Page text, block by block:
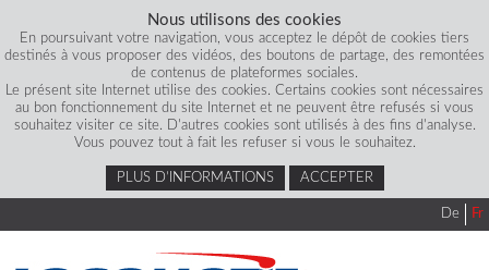
Nous utilisons des cookies
En poursuivant votre navigation, vous acceptez le dépôt de cookies tiers
destinés à vous proposer des vidéos, des boutons de partage, des remontées
de contenus de plateformes sociales.
Le présent site Internet utilise des cookies. Certains cookies sont nécessaires
au bon fonctionnement du site Internet et ne peuvent être refusés si vous
souhaitez visiter ce site. D'autres cookies sont utilisés à des fins d'analyse.
Vous pouvez tout à fait les refuser si vous le souhaitez.
PLUS D’INFORMATIONS ACCEPTER
De Fr